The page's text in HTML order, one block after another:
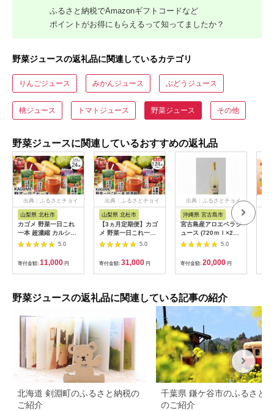
ふるさと納税でAmazonギフトコードなど
ポイントがお得にもらえるって知ってましたか？
野菜ジュースの返礼品に関連しているカテゴリ
りんごジュース みかんジュース ぶどうジュース
桃ジュース トマトジュース 野菜ジュース その他
野菜ジュースに関連しているおすすめの返礼品
出典：ふるさとチョイ
山梨県 北杜市
カゴメ 野菜一日これ
一本 超濃縮 カルシウ
ム＆マグネシウム
125ml 紙パック 24本
入 （野菜ジュー
ス） 濃縮ジュース
名水仕込 無添加 これ
30品目 健康志向 飲料
5.0
寄付金額: 11,000 円
出典：ふるさとチョイ
山梨県 北杜市
【3ヵ月定期便】カゴ
メ 野菜一日これ一本
超濃縮 高リコピン＆
ビタミンA・E 125ml
紙パック 24本入 （野
菜ジュース） 濃縮ジ
ュース 名水仕込 無添
健康食品 仕送り 防災
5.0
寄付金額: 31,000 円
出典：ふるさとチョイ
沖縄県 宮古島市
宮古島産アロエベラジ
ュース (720ｍｌ×2本
セット）
5.0
寄付金額: 20,000 円
野菜ジュースの返礼品に関連している記事の紹介
北海道 剣淵町のふるさと納税の
ご紹介
千葉県 鎌ケ谷市のふるさと
のご紹介